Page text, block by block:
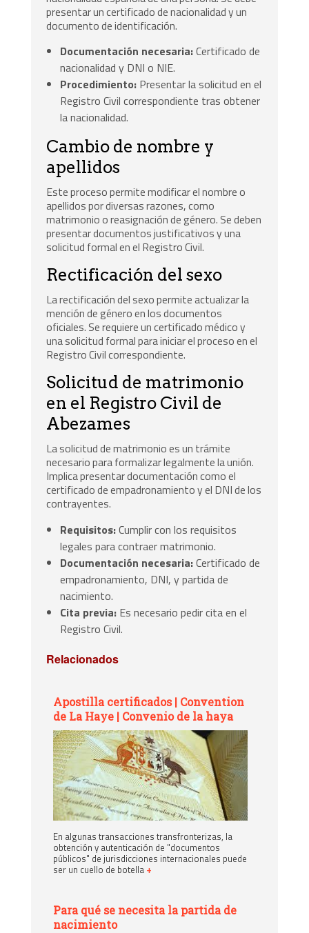
presentar un certificado de nacionalidad y un
documento de identificación.
Documentación necesaria:Certificado de
nacionalidad y DNI o NIE.
Procedimiento: Presentar la solicitud en el
Registro Civil correspondiente tras obtener
la nacionalidad.
Cambio de nombre y
apellidos
Este proceso permite modificar el nombre o
apellidos por diversas razones, como
matrimonio o reasignación de género. Se deben
presentar documentos justificativos y una
solicitud formal en el Registro Civil.
Rectificación del sexo
La rectificación del sexo permite actualizar la
mención de género en los documentos
oficiales. Se requiere un certificado médico y
una solicitud formal para iniciar el proceso en el
Registro Civil correspondiente.
Solicitud de matrimonio
en el Registro Civil de
Abezames
La solicitud de matrimonio es un trámite
necesario para formalizar legalmente la unión.
Implica presentar documentación como el
certificado de empadronamiento y el DNI de los
contrayentes.
Requisitos:Cumplir con los requisitos
legales para contraer matrimonio.
Documentación necesaria:Certificado de
empadronamiento, DNI, y partida de
nacimiento.
Cita previa: Es necesario pedir cita en el
Registro Civil.
Relacionados
Apostilla certificados | Convention
de La Haye | Convenio de la haya
En algunas transacciones transfronterizas, la
obtención y autenticación de "documentos
públicos" de jurisdicciones internacionales puede
ser un cuello de botella +
Para qué se necesita la partida de
nacimiento